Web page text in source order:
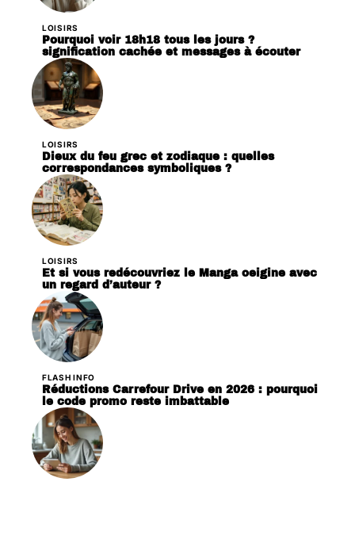
LOISIRS
Pourquoi voir 18h18 tous les jours ?
signification cachée et messages à écouter
LOISIRS
Dieux du feu grec et zodiaque : quelles
correspondances symboliques ?
LOISIRS
Et si vous redécouvriez le Manga oeigine avec
un regard d’auteur ?
FLASH INFO
Réductions Carrefour Drive en 2026 : pourquoi
le code promo reste imbattable